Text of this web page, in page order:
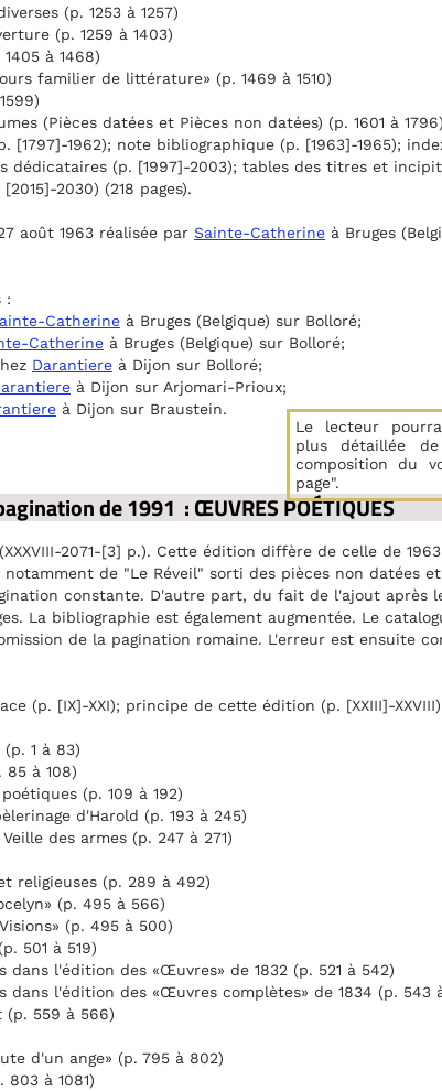
(p. 1253 à 1257)
(p. 1259 à 1403)
à 1468)
familier de littérature» (p. 1469 à 1510)
(Pièces datées et Pièces non datées) (p. 1601 à 1796)
[1797]-1962); note bibliographique (p. [1963]-1965);
dédicataires (p. [1997]-2003); tables des titres et
2030) (218 pages).
août 1963 réalisée par Sainte-Catherine à Bruges
:
Catherine à Bruges (Belgique) sur Bolloré;
Catherine à Bruges (Belgique) sur Bolloré;
Darantiere à Dijon sur Bolloré;
à Dijon sur Arjomari-Prioux;
à Dijon sur Braustein.
Le lecteur
plus détaillée
composition du
page".
de 1991 : ŒUVRES POÉTIQUES
2071-[3] p.). Cette édition diffère de celle de
de "Le Réveil" sorti des pièces non datées
constante. D'autre part, du fait de l'ajout après
La bibliographie est également augmentée. Le
de la pagination romaine. L'erreur est ensuite
(p. [IX]-XXI); principe de cette édition (p. [XXIII]-
1 à 83)
85 à 108)
(p. 109 à 192)
d'Harold (p. 193 à 245)
des armes (p. 247 à 271)
religieuses (p. 289 à 492)
(p. 495 à 566)
(p. 495 à 500)
501 à 519)
dans l'édition des «Œuvres» de 1832 (p. 521 à 542)
dans l'édition des «Œuvres complètes» de 1834 (p. 543
(p. 559 à 566)
d'un ange» (p. 795 à 802)
à 1081)